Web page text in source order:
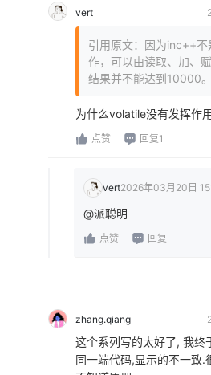
vert
引用原文：因为inc++
作，可以由读取、加、
结果并不能达到10000。
为什么volatile没有发挥作
点赞 回复1
vert2026年03月20日
@派聪明
点赞 回复
zhang.qiang
这个系列写的太好了, 我终
同一端代码,显示的不一致.